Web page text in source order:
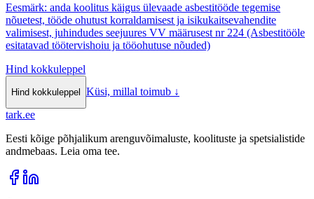
Eesmärk: anda koolitus käigus ülevaade asbestitööde tegemise
nõuetest, tööde ohutust korraldamisest ja isikukaitsevahendite
valimisest, juhindudes seejuures VV määrusest nr 224 (Asbestitööle
esitatavad töötervishoiu ja tööohutuse nõuded)
Hind kokkuleppel
Hind kokkuleppel Küsi, millal toimub ↓
tark.ee
Eesti kõige põhjalikum arenguvõimaluste, koolituste ja spetsialistide
andmebaas. Leia oma tee.